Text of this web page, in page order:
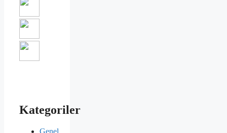
Kategoriler